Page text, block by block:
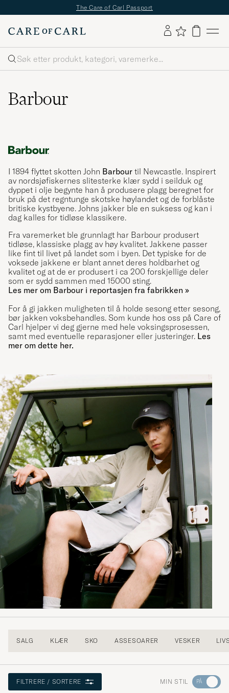
The Care of Carl Passport
Søk
Barbour
I 1894 flyttet skotten John Barbour til Newcastle. Inspirert
av nordsjøfiskernes slitesterke klær sydd i seilduk og
dyppet i olje begynte han å produsere plagg beregnet for
bruk på det regntunge skotske høylandet og de forblåste
britiske kystbyene. Johns jakker ble en suksess og kan i
dag kalles for tidløse klassikere.
Fra varemerket ble grunnlagt har Barbour produsert
tidløse, klassiske plagg av høy kvalitet. Jakkene passer
like fint til livet på landet som i byen. Det typiske for de
voksede jakkene er blant annet deres holdbarhet og
kvalitet og at de er produsert i ca 200 forskjellige deler
som er sydd sammen med 15000 sting.
Les mer om Barbour i reportasjen fra fabrikken »
For å gi jakken muligheten til å holde sesong etter sesong,
bør jakken voksbehandles. Som kunde hos oss på Care of
Carl hjelper vi deg gjerne med hele voksingsprosessen,
samt med eventuelle reparasjoner eller justeringer. Les
mer om dette her.
SALG KLÆR SKO ASSESOARER VESKER
FILTRERE / SORTERE MIN STIL
Gå